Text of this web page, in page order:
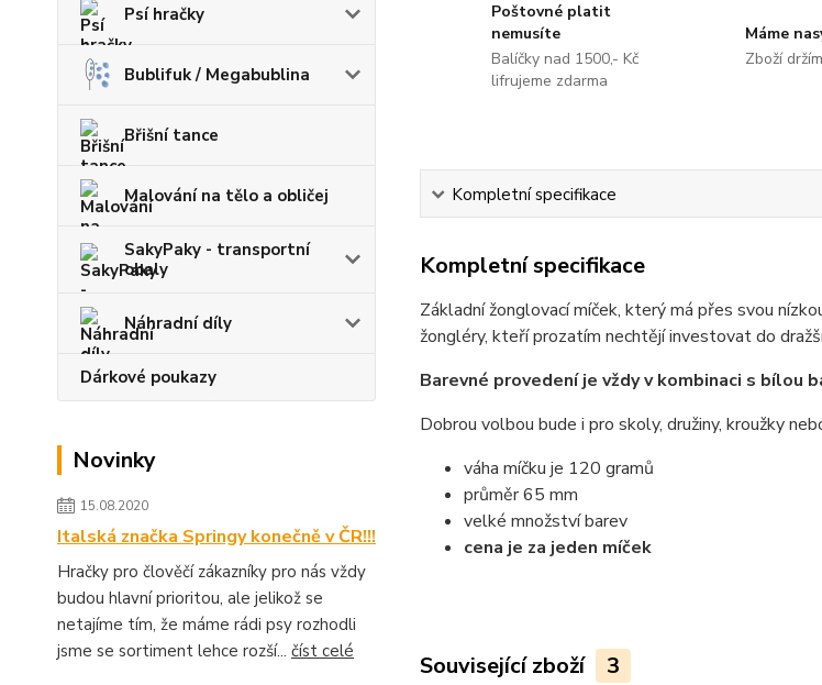
Psí hračky
Bublifuk / Megabublina
Břišní tance
Malování na tělo a obličej
SakyPaky - transportní
obaly
Náhradní díly
Dárkové poukazy
Novinky
15.08.2020
Italská značka Springy konečně v ČR!!!
Hračky pro člověčí zákazníky pro nás vždy
budou hlavní prioritou, ale jelikož se
netajíme tím, že máme rádi psy rozhodli
jsme se sortiment lehce rozší... číst celé
Poštovné platit
nemusíte
Balíčky nad 1500,- Kč
lifrujeme zdarma
Máme
Zboží
Kompletní specifikace
Kompletní specifikace
Základní žonglovací míček, který má přes svou
žongléry, kteří prozatím nechtějí investovat do
Barevné provedení je vždy v kombinaci s bílou
Dobrou volbou bude i pro skoly, družiny, kroužky
váha míčku je 120 gramů
průměr 65 mm
velké množství barev
cena je za jeden míček
Související zboží 3